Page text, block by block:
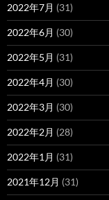
2022年7月 (31)
2022年6月 (30)
2022年5月 (31)
2022年4月 (30)
2022年3月 (30)
2022年2月 (28)
2022年1月 (31)
2021年12月 (31)